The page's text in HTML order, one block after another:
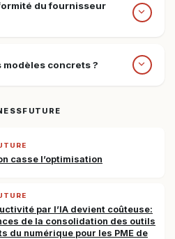
du fournisseur
modèles concrets ?
casse l’optimisation
par l’IA devient coûteuse:
de la consolidation des outils
du numérique pour les PME de